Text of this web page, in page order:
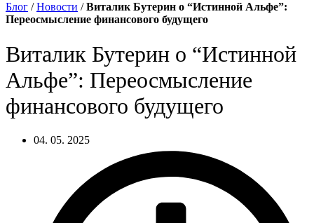
Блог /Новости /Виталик Бутерин о “Истинной Альфе”:
Переосмысление финансового будущего
Виталик Бутерин о “Истинной
Альфе”: Переосмысление
финансового будущего
04. 05. 2025